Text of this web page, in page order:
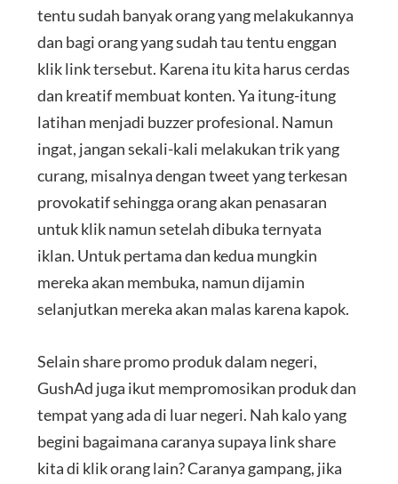
tentu sudah banyak orang yang melakukannya
dan bagi orang yang sudah tau tentu enggan
klik link tersebut. Karena itu kita harus cerdas
dan kreatif membuat konten. Ya itung-itung
latihan menjadi buzzer profesional. Namun
ingat, jangan sekali-kali melakukan trik yang
curang, misalnya dengan tweet yang terkesan
provokatif sehingga orang akan penasaran
untuk klik namun setelah dibuka ternyata
iklan. Untuk pertama dan kedua mungkin
mereka akan membuka, namun dijamin
selanjutkan mereka akan malas karena kapok.
Selain share promo produk dalam negeri,
GushAd juga ikut mempromosikan produk dan
tempat yang ada di luar negeri. Nah kalo yang
begini bagaimana caranya supaya link share
kita di klik orang lain? Caranya gampang, jika